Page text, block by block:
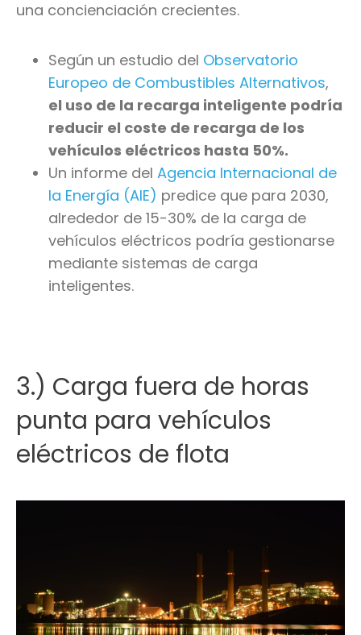
una concienciación crecientes.
Según un estudio del Observatorio
Europeo de Combustibles Alternativos,
el uso de la recarga inteligente podría
reducir el coste de recarga de los
vehículos eléctricos hasta 50%.
Un informe del Agencia Internacional de
la Energía (AIE) predice que para 2030,
alrededor de 15-30% de la carga de
vehículos eléctricos podría gestionarse
mediante sistemas de carga
inteligentes.
3.) Carga fuera de horas
punta para vehículos
eléctricos de flota